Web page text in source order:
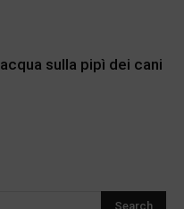
sulla pipì dei cani